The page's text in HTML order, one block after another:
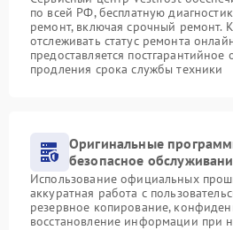
по всей РФ, бесплатную
ремонт, включая срочный ремонт.
отслеживать статус ремонта
предоставляется
продления срока службы техники
Оригинальные
безопасное
Использование официальных
аккуратная работа с
резервное копирование,
восстановление информации при